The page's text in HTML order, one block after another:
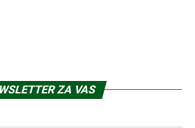
ZA VAS